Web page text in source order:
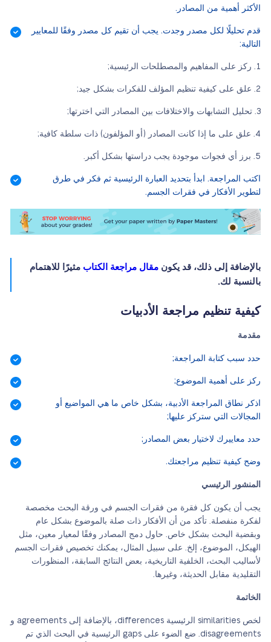
الأكثر أهمية من المصادر.
قدم تحليلًا لكل مصدر وجدت. يجب أن تقيم كل مصدر وفقًا للمعايير
التالية:
ركز على المفاهيم والمصطلحات الرئيسية;
علق على كيفية تنظيم المؤلف للفكرات بشكل جيد;
تحليل التشابهات والاختلافات بين المصادر التي اخترتها;
علق على ما إذا كانت المصادر (أو المؤلفون) ذات سلطة كافية;
برز أي فجوات موجودة يجب دراستها بشكل أكبر.
اكتب المراجعة. ابدأ بتحديد العبارة الرئيسية ثم فكر في طرق
لتطوير الأفكار في فقرات الجسم.
بالإضافة إلى ذلك، قد يكون مقال مراجعة الكتاب مثيرًا للاهتمام
بالنسبة لك.
كيفية تنظيم مراجعة الأدبيات
مقدمة
حدد سبب كتابة المراجعة;
ركز على أهمية الموضوع;
اذكر نطاق المراجعة الأدبية، بشكل خاص ما هي المواضيع أو
المجالات التي ستركز عليها;
حدد معاييرك لاختيار بعض المصادر;
وضح كيفية تنظيم مراجعتك.
المنشور الرئيسي
يجب أن يكون كل فقرة من فقرات الجسم في ورقة البحث مخصصة
لفكرة منفصلة. تأكد من أن الأفكار ذات صلة بالموضوع بشكل عام
وبقضية البحث بشكل خاص. حاول دمج المصادر وفقًا لمعيار معين، مثل
الهيكل، الموضوع، إلخ. على سبيل المثال، يمكنك تخصيص فقرات الجسم
لأساليب البحث، الخلفية التاريخية، بعض النتائج السابقة، المنظورات
التقليدية مقابل الحديثة، وغيرها.
الخاتمة
لخص similarities الرئيسية differences، بالإضافة إلى agreements و
disagreements. ضع الضوء على gaps الرئيسية في البحث الذي تم